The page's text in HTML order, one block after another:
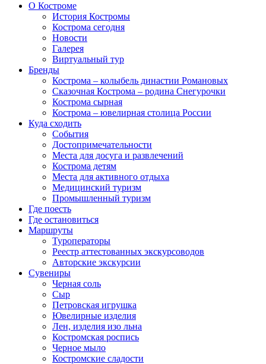
О Костроме
История Костромы
Кострома сегодня
Новости
Галерея
Виртуальный тур
Бренды
Кострома – колыбель династии Романовых
Сказочная Кострома – родина Снегурочки
Кострома сырная
Кострома – ювелирная столица России
Куда сходить
События
Достопримечательности
Места для досуга и развлечений
Кострома детям
Места для активного отдыха
Медицинский туризм
Промышленный туризм
Где поесть
Где остановиться
Маршруты
Туроператоры
Реестр аттестованных экскурсоводов
Авторские экскурсии
Сувениры
Черная соль
Сыр
Петровская игрушка
Ювелирные изделия
Лен, изделия изо льна
Костромская роспись
Черное мыло
Костромские сладости